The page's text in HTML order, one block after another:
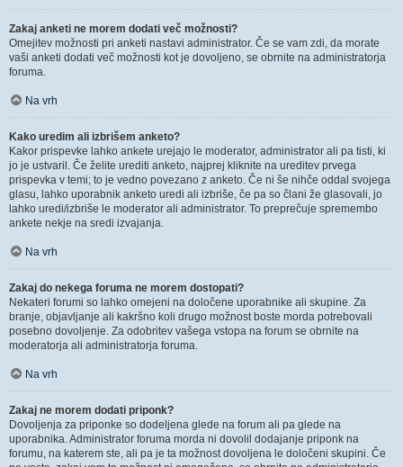
Zakaj anketi ne morem dodati več možnosti?
Omejitev možnosti pri anketi nastavi administrator. Če se vam zdi, da morate
vaši anketi dodati več možnosti kot je dovoljeno, se obrnite na administratorja
foruma.
Na vrh
Kako uredim ali izbrišem anketo?
Kakor prispevke lahko ankete urejajo le moderator, administrator ali pa tisti, ki
jo je ustvaril. Če želite urediti anketo, najprej kliknite na ureditev prvega
prispevka v temi; to je vedno povezano z anketo. Če ni še nihče oddal svojega
glasu, lahko uporabnik anketo uredi ali izbriše, če pa so člani že glasovali, jo
lahko uredi/izbriše le moderator ali administrator. To preprečuje spremembo
ankete nekje na sredi izvajanja.
Na vrh
Zakaj do nekega foruma ne morem dostopati?
Nekateri forumi so lahko omejeni na določene uporabnike ali skupine. Za
branje, objavljanje ali kakršno koli drugo možnost boste morda potrebovali
posebno dovoljenje. Za odobritev vašega vstopa na forum se obrnite na
moderatorja ali administratorja foruma.
Na vrh
Zakaj ne morem dodati priponk?
Dovoljenja za priponke so dodeljena glede na forum ali pa glede na
uporabnika. Administrator foruma morda ni dovolil dodajanje priponk na
forumu, na katerem ste, ali pa je ta možnost dovoljena le določeni skupini. Če